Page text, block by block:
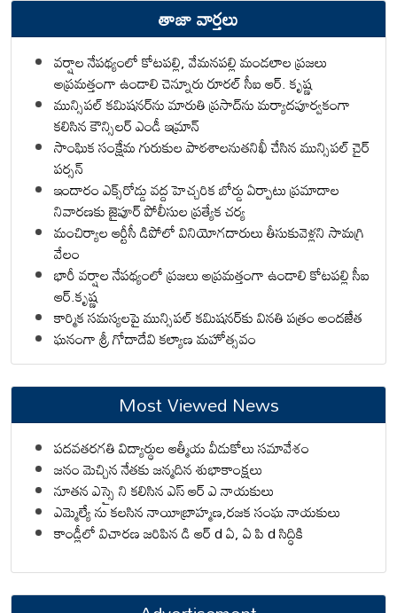
తాజా వార్తలు
వర్షాల నేపథ్యంలో కోటపల్లి, వేమనపల్లి మండలాల ప్రజలు
అప్రమత్తంగా ఉండాలి చెన్నూరు రూరల్ సీఐ ఆర్. కృష్ణ
మున్సిపల్ కమిషనర్‌ను మారుతి ప్రసాద్‌ను మర్యాదపూర్వకంగా
కలిసిన కౌన్సిలర్ ఎండీ ఇమ్రాన్ ​
సాంఘిక సంక్షేమ గురుకుల పాఠశాలనుతనిఖీ చేసిన మున్సిపల్ చైర్
పర్సన్
ఇందారం ఎక్స్‌రోడ్డు వద్ద హెచ్చరిక బోర్డు ఏర్పాటు ప్రమాదాల
నివారణకు జైపూర్ పోలీసుల ప్రత్యేక చర్య
మంచిర్యాల ఆర్టీసీ డిపోలో వినియోగదారులు తీసుకువెళ్లని సామగ్రి
వేలం
భారీ వర్షాల నేపథ్యంలో ప్రజలు అప్రమత్తంగా ఉండాలి కోటపల్లి సీఐ
ఆర్.కృష్ణ
కార్మిక సమస్యలపై మున్సిపల్ కమిషనర్‌కు వినతి పత్రం అందజేత
ఘనంగా శ్రీ గోదాదేవి కల్యాణ మహోత్సవం
Most Viewed News
పదవతరగతి విద్యార్థుల ఆత్మీయ వీడుకోలు సమావేశం
జనం మెచ్చిన నేతకు జన్మదిన శుభాకాంక్షలు
నూతన ఎస్సై ని కలిసిన ఎస్ ఆర్ ఎ నాయకులు
ఎమ్మెల్యే ను కలసిన నాయీబ్రాహ్మణ,రజక సంఘ నాయకులు
కాండ్లీలో విచారణ జరిపిన డి ఆర్ d ఏ, ఏ పి d సిద్ధికి